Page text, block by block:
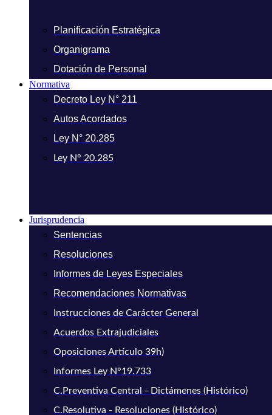
Planificación Estratégica
Organigrama
Dotación de Personal
Normativa
Decreto Ley N° 211
Autos Acordados
Ley N° 20.285
Ley N° 20.285
Jurisprudencia
Sentencias
Resoluciones
Informes de Leyes Especiales
Recomendaciones Normativas
Instrucciones de Carácter General
Acuerdos Extrajudiciales
Oposiciones Artículo 39h)
Informes Ley N°19.733
C.Preventiva Central - Dictámenes (Histórico)
C.Resolutiva - Resoluciones (Histórico)